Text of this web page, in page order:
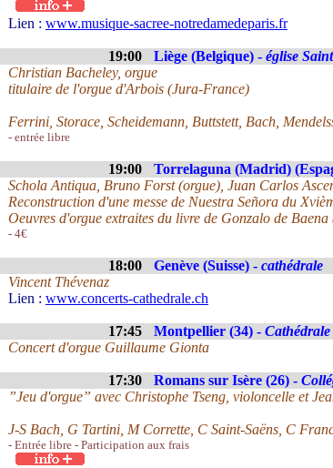
Lien : www.musique-sacree-notredamedeparis.fr
19:00 Liège (Belgique) - église
Christian Bacheley, orgue
titulaire de l'orgue d'Arbois (Jura-France)
Ferrini, Storace, Scheidemann, Buttstett, Bach,
- entrée libre
19:00 Torrelaguna (Madrid)
Schola Antiqua, Bruno Forst (orgue), Juan Carlos
Reconstruction d'une messe de Nuestra Señora du
Oeuvres d'orgue extraites du livre de Gonzalo de
- 4€
18:00 Genève (Suisse) - cathédrale
Vincent Thévenaz
Lien : www.concerts-cathedrale.ch
17:45 Montpellier (34) -
Concert d'orgue Guillaume Gionta
17:30 Romans sur Isère (26) -
”Jeu d'orgue” avec Christophe Tseng, violoncelle et
J-S Bach, G Tartini, M Corrette, C Saint-Saëns, C
- Entrée libre - Participation aux frais